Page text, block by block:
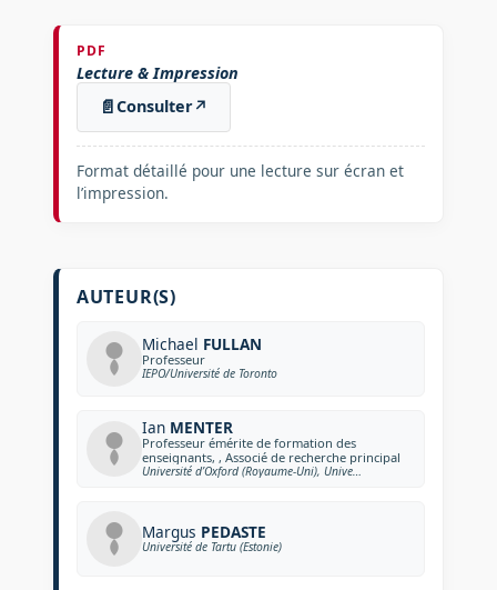
PDF
Lecture & Impression
📄Consulter↗
Format détaillé pour une lecture sur écran et
l’impression.
AUTEUR(S)
Michael FULLAN
Professeur
IEPO/Université de Toronto
Ian MENTER
Professeur émérite de formation des
enseignants, , Associé de recherche principal
Université d’Oxford (Royaume-Uni), Université fédérale de Kazan (Russie)
Margus PEDASTE
Université de Tartu (Estonie)